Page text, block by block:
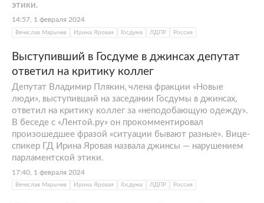
этики.
14:57, 1 февраля 2024
Вячеслав Марычев Ирина Яровая Госдума ЛДПР Россия
Выступивший в Госдуме в джинсах депутат
ответил на критику коллег
Депутат Владимир Плякин, члена фракции «Новые
люди», выступивший на заседании Госдумы в джинсах,
ответил на критику коллег за «неподобающую одежду».
В беседе с «Лентой.ру» он прокомментировал
произошедшее фразой «ситуации бывают разные». Вице-
спикер ГД Ирина Яровая назвала джинсы — нарушением
парламентской этики.
17:40, 1 февраля 2024
Вячеслав Марычев Ирина Яровая Госдума ЛДПР Россия